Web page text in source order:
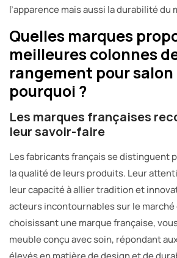
l’apparence mais aussi la durabilité du
Quelles marques
meilleures colonnes
rangement pour salon
pourquoi ?
Les marques françaises
leur savoir-faire
Les fabricants français se distinguent
la qualité de leurs produits. Leur
leur capacité à allier tradition et
acteurs incontournables sur le marché
choisissant une marque française,
meuble conçu avec soin, répondant